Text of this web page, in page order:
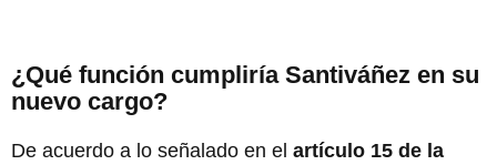
¿Qué función cumpliría Santiváñez en su
nuevo cargo?
De acuerdo a lo señalado en el artículo 15 de la